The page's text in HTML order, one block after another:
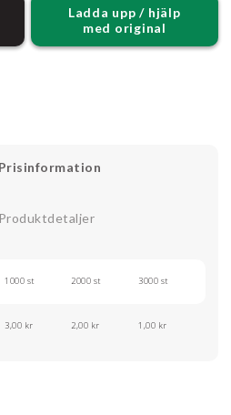
Ladda upp / hjälp
med original
Prisinformation
Produktdetaljer
1000 st 2000 st 3000 st
3,00 kr 2,00 kr 1,00 kr